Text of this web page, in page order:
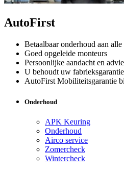
AutoFirst
Betaalbaar onderhoud aan
Goed opgeleide monteurs
Persoonlijke aandacht en
U behoudt uw fabrieksgarantie
AutoFirst Mobiliteitsgarantie
Onderhoud
APK Keuring
Onderhoud
Airco service
Zomercheck
Wintercheck